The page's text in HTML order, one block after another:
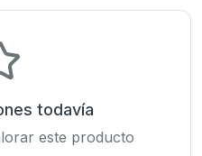
todavía
este producto